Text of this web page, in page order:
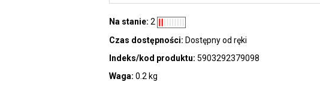
Na stanie: 2
Czas dostępności: Dostępny od ręki
Indeks/kod produktu: 5903292379098
Waga: 0.2 kg